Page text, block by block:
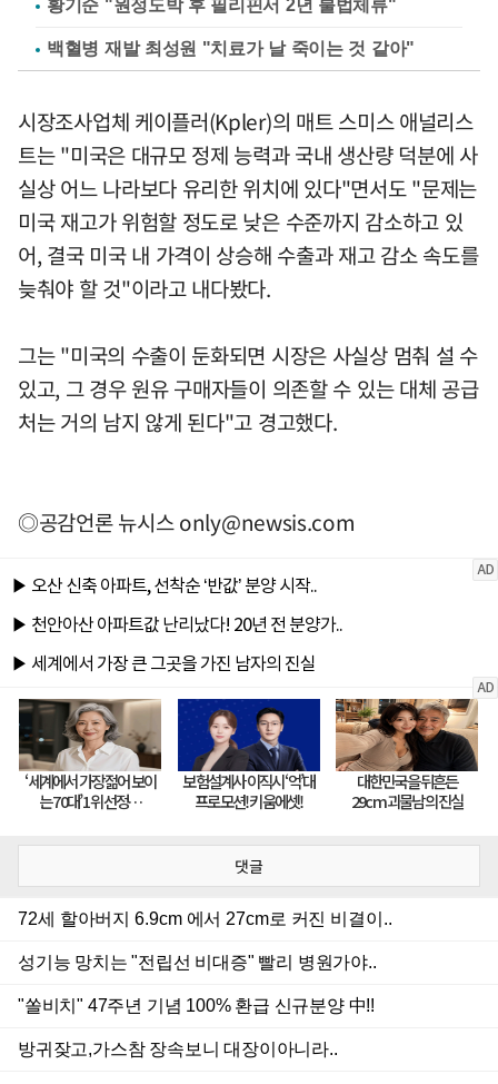
황기순 "원정도박 후 필리핀서 2년 불법체류"
백혈병 재발 최성원 "치료가 날 죽이는 것 같아"
시장조사업체 케이플러(Kpler)의 매트 스미스 애널리스
트는 "미국은 대규모 정제 능력과 국내 생산량 덕분에 사
실상 어느 나라보다 유리한 위치에 있다"면서도 "문제는
미국 재고가 위험할 정도로 낮은 수준까지 감소하고 있
어, 결국 미국 내 가격이 상승해 수출과 재고 감소 속도를
늦춰야 할 것"이라고 내다봤다.
그는 "미국의 수출이 둔화되면 시장은 사실상 멈춰 설 수
있고, 그 경우 원유 구매자들이 의존할 수 있는 대체 공급
처는 거의 남지 않게 된다"고 경고했다.
◎공감언론 뉴시스only@newsis.com
댓글